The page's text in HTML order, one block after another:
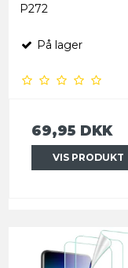
P272
På lager
69,95 DKK
VIS PRODUKT